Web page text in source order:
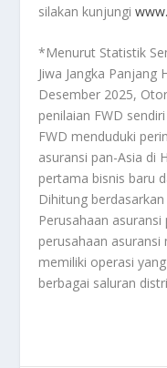
silakan kunjungi
*Menurut Statistik
Jiwa Jangka Panjang
Desember 2025,
penilaian FWD
FWD menduduki
asuransi pan-Asia di
pertama bisnis baru
Dihitung
Perusahaan
perusahaan
memiliki operasi
berbagai saluran